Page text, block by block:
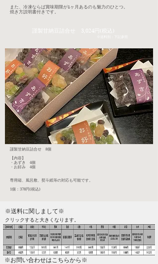
また、冷凍ならば賞味期限が1ヶ月あるのも魅力のひとつ。
焼き方説明書付きです。
​謹製甘納豆詰合せ 3,024円(税込)
謹製甘納豆詰合せ 8個
【内容】
・あずき 4個
・お好み 4個
​専用箱、風呂敷、熨斗紙等の対応も可能です。
1個：378円(税込)
※送料に関しまして※​
​クリックすると大きくなります。
※お問い合わせはこちらから※